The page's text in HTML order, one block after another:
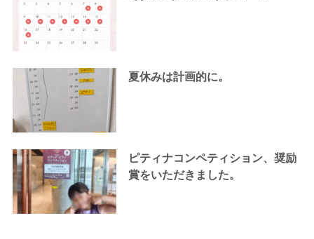
夏休みは計画的に。
ピティナコンペティション、奨励
賞をいただきました。